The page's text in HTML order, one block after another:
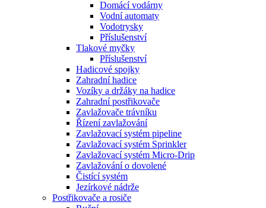
Domácí vodárny
Vodní automaty
Vodotrysky
Příslušenství
Tlakové myčky
Příslušenství
Hadicové spojky
Zahradní hadice
Vozíky a držáky na hadice
Zahradní postřikovače
Zavlažovače trávníku
Řízení zavlažování
Zavlažovací systém pipeline
Zavlažovací systém Sprinkler
Zavlažovací systém Micro-Drip
Zavlažování o dovolené
Čistící systém
Jezírkové nádrže
Postřikovače a rosiče